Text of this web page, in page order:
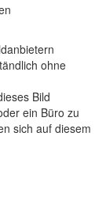
ohne
Bild
ein Büro zu
sich auf diesem